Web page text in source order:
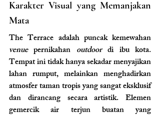
Karakter Visual yang Memanjakan
Mata
venue pernikahan outdoor di ibu kota.
Tempat ini tidak hanya sekadar menyajikan
lahan rumput, melainkan menghadirkan
atmosfer taman tropis yang sangat eksklusif
dan dirancang secara artistik. Elemen
gemercik air terjun buatan yang